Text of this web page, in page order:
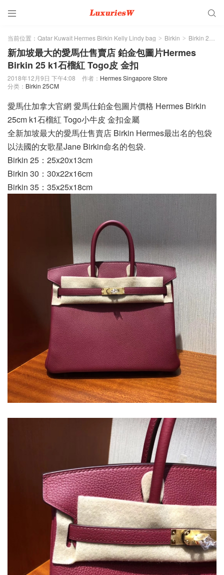
 
当前位置： Qatar Kuwait Hermes Birkin Kelly Lindy bag > Birkin > Birkin 25CM
新加坡最大的愛馬仕售賣店 鉑金包圖片Hermes
Birkin 25 k1石榴紅 Togo皮 金扣
2018年12月9日 下午4:08 作者： Hermes Singapore Store
分类： Birkin 25CM
愛馬仕加拿大官網 愛馬仕鉑金包圖片價格 Hermes Birkin
25cm k1石榴紅 Togo小牛皮 金扣金屬
全新加坡最大的愛馬仕售賣店 Birkin Hermes最出名的包袋
以法國的女歌星Jane Birkin命名的包袋.
Birkin 25：25x20x13cm
Birkin 30：30x22x16cm
Birkin 35：35x25x18cm